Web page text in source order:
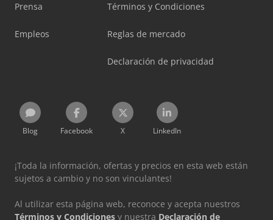
Prensa
Empleos
Términos y Condiciones
Reglas de mercado
Declaración de privacidad
Blog Facebook X LinkedIn
¡Toda la información, ofertas y precios en esta web están
sujetos a cambio y no son vinculantes!
Al utilizar esta página web, reconoce y acepta nuestros
Términos y Condiciones y nuestra Declaración de